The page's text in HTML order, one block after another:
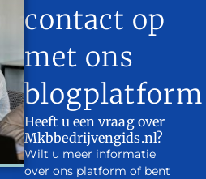
contact op
met ons
blogplatform
Heeft u een vraag over
Mkbbedrijvengids.nl?
Wilt u meer informatie
over ons platform of bent